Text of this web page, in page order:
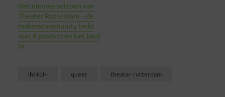
Het nieuwe seizoen van
Theater Rotterdam – de
makerscommunity trekt
met 9 producties het land
in
lhbtqi+ queer theater rotterdam